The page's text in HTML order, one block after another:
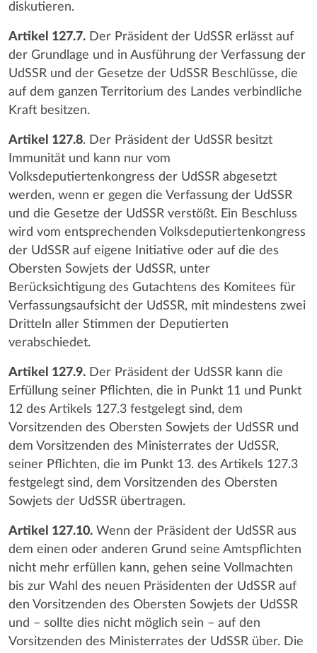
diskutieren.
Artikel 127.7. Der Präsident der UdSSR erlässt auf
der Grundlage und in Ausführung der Verfassung der
UdSSR und der Gesetze der UdSSR Beschlüsse, die
auf dem ganzen Territorium des Landes verbindliche
Kraft besitzen.
Artikel 127.8. Der Präsident der UdSSR besitzt
Immunität und kann nur vom
Volksdeputiertenkongress der UdSSR abgesetzt
werden, wenn er gegen die Verfassung der UdSSR
und die Gesetze der UdSSR verstößt. Ein Beschluss
wird vom entsprechenden Volksdeputiertenkongress
der UdSSR auf eigene Initiative oder auf die des
Obersten Sowjets der UdSSR, unter
Berücksichtigung des Gutachtens des Komitees für
Verfassungsaufsicht der UdSSR, mit mindestens zwei
Dritteln aller Stimmen der Deputierten
verabschiedet.
Artikel 127.9. Der Präsident der UdSSR kann die
Erfüllung seiner Pflichten, die in Punkt 11 und Punkt
12 des Artikels 127.3 festgelegt sind, dem
Vorsitzenden des Obersten Sowjets der UdSSR und
dem Vorsitzenden des Ministerrates der UdSSR,
seiner Pflichten, die im Punkt 13. des Artikels 127.3
festgelegt sind, dem Vorsitzenden des Obersten
Sowjets der UdSSR übertragen.
Artikel 127.10. Wenn der Präsident der UdSSR aus
dem einen oder anderen Grund seine Amtspflichten
nicht mehr erfüllen kann, gehen seine Vollmachten
bis zur Wahl des neuen Präsidenten der UdSSR auf
den Vorsitzenden des Obersten Sowjets der UdSSR
und – sollte dies nicht möglich sein – auf den
Vorsitzenden des Ministerrates der UdSSR über. Die